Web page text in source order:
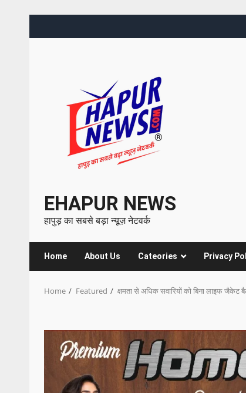
EHAPUR NEWS
हापुड़ का सबसे बड़ा न्यूज़ नेटवर्क
Home About Us Cateories Privacy
Home Featured क्षमता से अधिक सवारियों को बिना लाइफ जैकेट